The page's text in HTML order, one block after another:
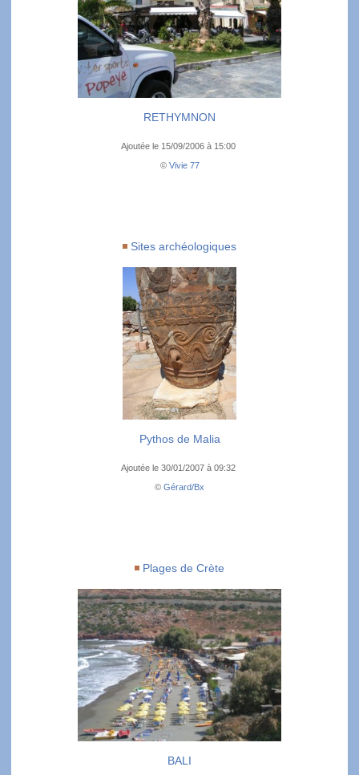
RETHYMNON
Ajoutée le 15/09/2006 à 15:00
© Vivie 77
Sites archéologiques
Pythos de Malia
Ajoutée le 30/01/2007 à 09:32
© Gérard/Bx
Plages de Crète
BALI